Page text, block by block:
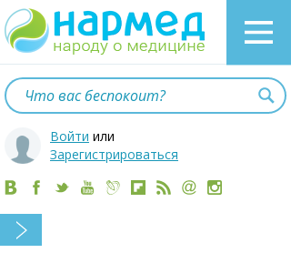
Войти или
Зарегистрироваться